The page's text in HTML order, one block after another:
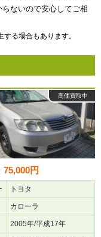
ないので安心してご相
る場合もあります。
高価買取中
75,000円
トヨタ
カローラ
2005年/平成17年